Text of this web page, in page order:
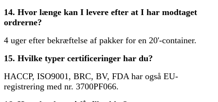
14. Hvor længe kan I levere efter at I har modtaget
ordrerne?
4 uger efter bekræftelse af pakker for en 20'-container.
15. Hvilke typer certificeringer har du?
HACCP, ISO9001, BRC, BV, FDA har også EU-
registrering med nr. 3700PF066.